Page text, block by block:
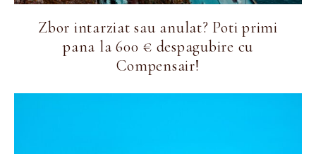
Zbor intarziat sau anulat? Poti primi
pana la 600 € despagubire cu
Compensair!